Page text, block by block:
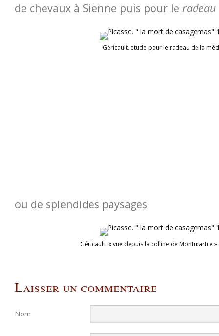
de chevaux à Sienne puis pour le radeau
Géricault. etude pour le radeau de la
ou de splendides paysages
Géricault. « vue depuis la colline de Montmartre
Laisser un commentaire
Nom